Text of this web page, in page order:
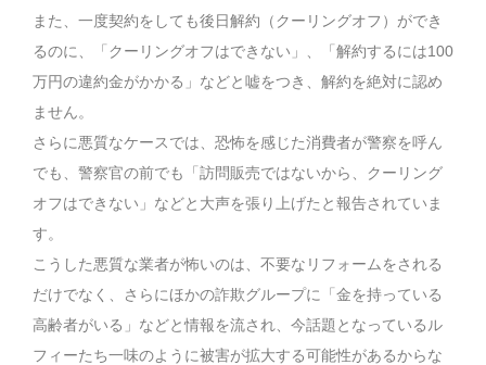
また、一度契約をしても後日解約（クーリングオフ）ができ
るのに、「クーリングオフはできない」、「解約するには100
万円の違約金がかかる」などと嘘をつき、解約を絶対に認め
ません。
さらに悪質なケースでは、恐怖を感じた消費者が警察を呼ん
でも、警察官の前でも「訪問販売ではないから、クーリング
オフはできない」などと大声を張り上げたと報告されていま
す。
こうした悪質な業者が怖いのは、不要なリフォームをされる
だけでなく、さらにほかの詐欺グループに「金を持っている
高齢者がいる」などと情報を流され、今話題となっているル
フィーたち一味のように被害が拡大する可能性があるからな